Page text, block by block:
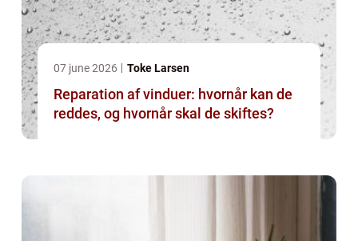
07 june 2026 Toke Larsen
Reparation af vinduer: hvornår kan de
reddes, og hvornår skal de skiftes?